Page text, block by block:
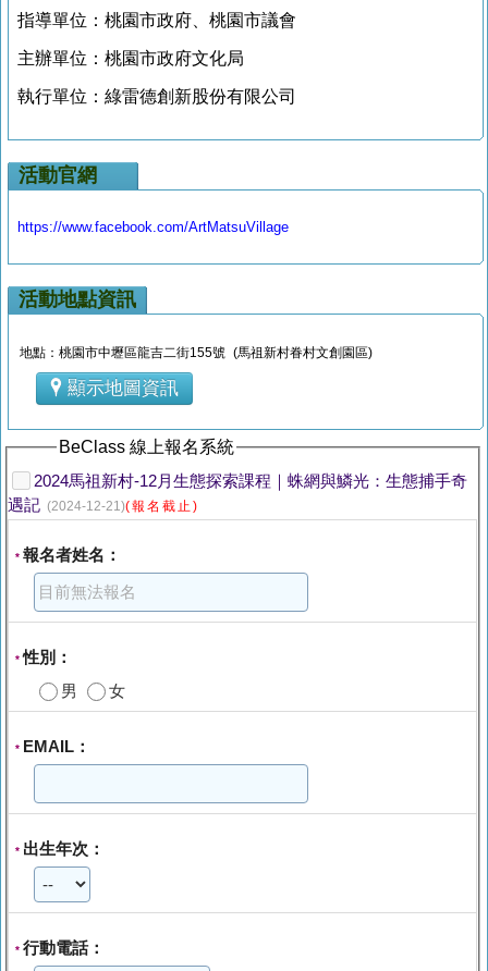
指導單位：桃園市政府、桃園市議會
主辦單位：桃園市政府文化局
執行單位：綠雷德創新股份有限公司
活動官網
https://www.facebook.com/ArtMatsuVillage
活動地點資訊
地點：桃園市中壢區龍吉二街155號 (馬祖新村眷村文創園區)
顯示地圖資訊
BeClass 線上報名系統
2024馬祖新村-12月生態探索課程｜蛛網與鱗光：生態捕手奇
遇記 (2024-12-21)(報名截止)
* 報名者姓名：
*性別：
男
女
* EMAIL：
* 出生年次：
* 行動電話：